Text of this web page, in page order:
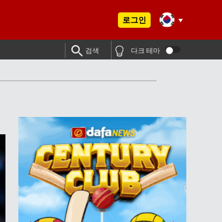
로그인
검색 다크 테마